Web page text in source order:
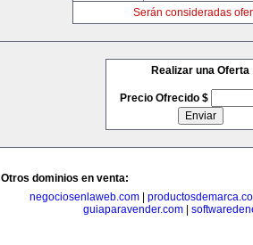
Serán consideradas
Realizar una Oferta
Precio Ofrecido $
Otros dominios en venta:
negociosenlaweb.com
guiaparavender.com|